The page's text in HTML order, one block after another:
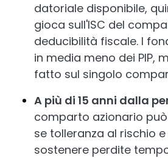
datoriale disponibile,
gioca sull'ISC del
deducibilità fiscale. I
in media meno dei PIP,
fatto sul singolo
A più di 15 anni dalla
comparto azionario
se tolleranza al rischio
sostenere perdite